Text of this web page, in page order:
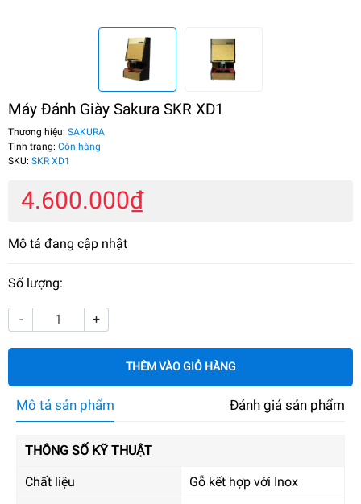
Máy Đánh Giày Sakura SKR XD1
Thương hiệu: SAKURA
Tình trạng: Còn hàng
SKU: SKR XD1
4.600.000₫
Mô tả đang cập nhật
Số lượng:
- +
THÊM VÀO GIỎ HÀNG
Mô tả sản phẩm Đánh giá sản phẩm
THÔNG SỐ KỸ THUẬT
Chất liệu Gỗ kết hợp với Inox